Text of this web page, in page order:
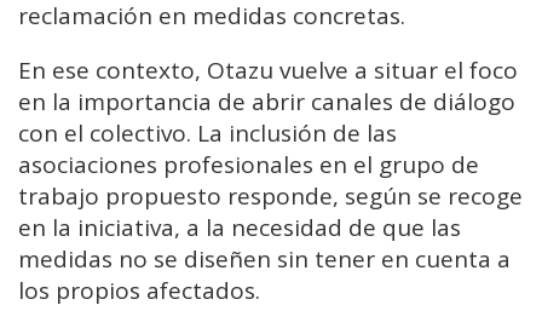
reclamación en medidas concretas.
En ese contexto, Otazu vuelve a situar el foco
en la importancia de abrir canales de diálogo
con el colectivo. La inclusión de las
asociaciones profesionales en el grupo de
trabajo propuesto responde, según se recoge
en la iniciativa, a la necesidad de que las
medidas no se diseñen sin tener en cuenta a
los propios afectados.